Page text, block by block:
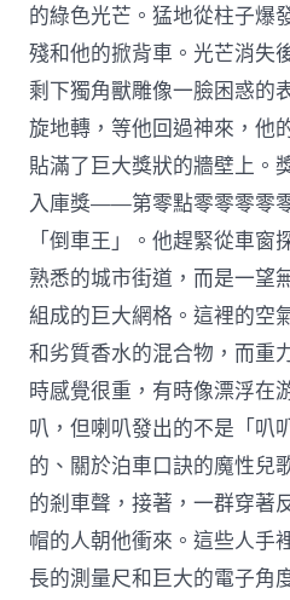
的綠色光芒。猛地從柱子爆
殘和他的掀背車。光芒消失
剩下獨角獸雕像一臉困惑的
旋地轉，等他回過神來，他
貼滿了巨大獎狀的牆壁上。
入庫獎——第零點零零零零
「倒車王」。他趕緊從車
熟悉的城市街道，而是一望
組成的巨大網格。這裡的空
和劣質香水的混合物，而重
時感覺很重，有時像漂浮在
叭，但喇叭發出的不是「叭
的、關於泊車口訣的魔性兒
的剎車聲，接著，一群穿著
帽的人朝他衝來。這些人手
長的測量尺和巨大的電子角